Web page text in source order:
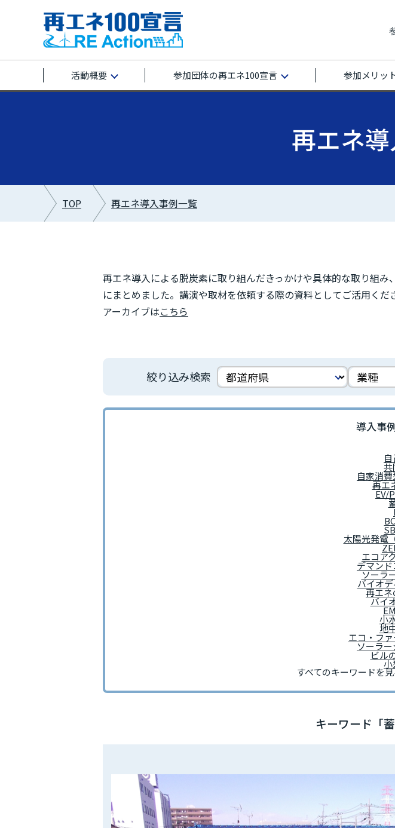
活動概要 参加団体の再エネ100宣言 参加メリッ
再エネ
TOP 再エネ導入事例一覧
再エネ導入による脱炭素に取り組んだきっかけや具体的な取り組
にまとめました。講演や取材を依頼する際の資料としてご活用く
アーカイブはこちら
導入事
共
自家消
再エ
EV/
太陽光発電
エコア
デマン
ソーラ
バイオ
再エ
バイ
小
地
エコ・フ
ソーラ
ビル
小
すべてのキーワードを
キーワード